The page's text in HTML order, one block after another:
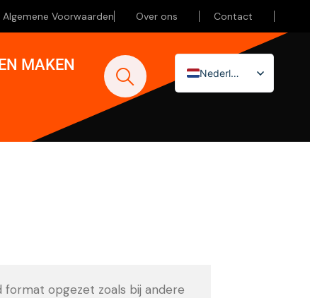
Algemene Voorwaarden Over ons Contact
MAKEN
Nederlands
English (UK)
format opgezet zoals bij andere